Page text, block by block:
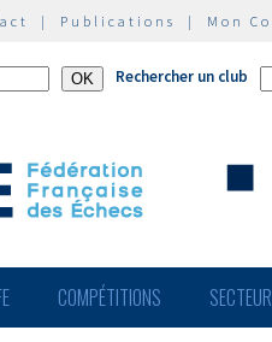
| Publications | Mon
Rechercher un club
COMPÉTITIONS